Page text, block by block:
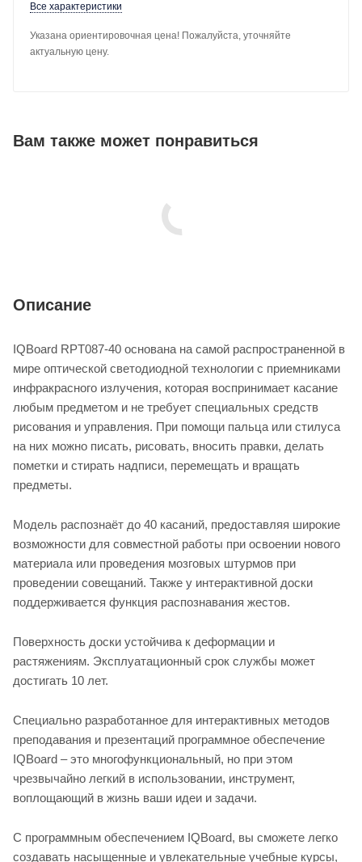
Все характеристики
Указана ориентировочная цена! Пожалуйста, уточняйте
актуальную цену.
Вам также может понравиться
Описание
IQBoard RPT087-40 основана на самой распространенной в
мире оптической светодиодной технологии с приемниками
инфракрасного излучения, которая воспринимает касание
любым предметом и не требует специальных средств
рисования и управления. При помощи пальца или стилуса
на них можно писать, рисовать, вносить правки, делать
пометки и стирать надписи, перемещать и вращать
предметы.
Модель распознаёт до 40 касаний, предоставляя широкие
возможности для совместной работы при освоении нового
материала или проведения мозговых штурмов при
проведении совещаний. Также у интерактивной доски
поддерживается функция распознавания жестов.
Поверхность доски устойчива к деформации и
растяжениям. Эксплуатационный срок службы может
достигать 10 лет.
Специально разработанное для интерактивных методов
преподавания и презентаций программное обеспечение
IQBoard – это многофункциональный, но при этом
чрезвычайно легкий в использовании, инструмент,
воплощающий в жизнь ваши идеи и задачи.
С программным обеспечением IQBoard, вы сможете легко
создавать насыщенные и увлекательные учебные курсы,